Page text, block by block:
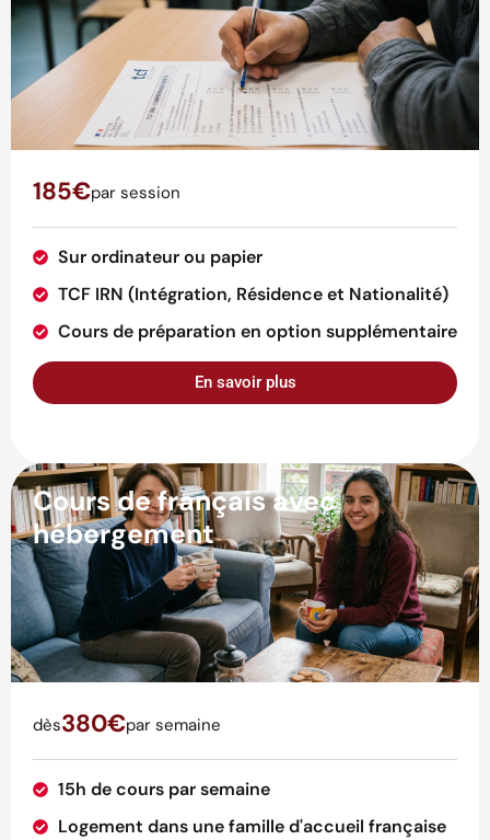
185€par session
Sur ordinateur ou papier
TCF IRN (Intégration, Résidence et Nationalité)
Cours de préparation en option supplémentaire
En savoir plus
Cours de français avec
hébergement
dès380€par semaine
15h de cours par semaine
Logement dans une famille d'accueil française